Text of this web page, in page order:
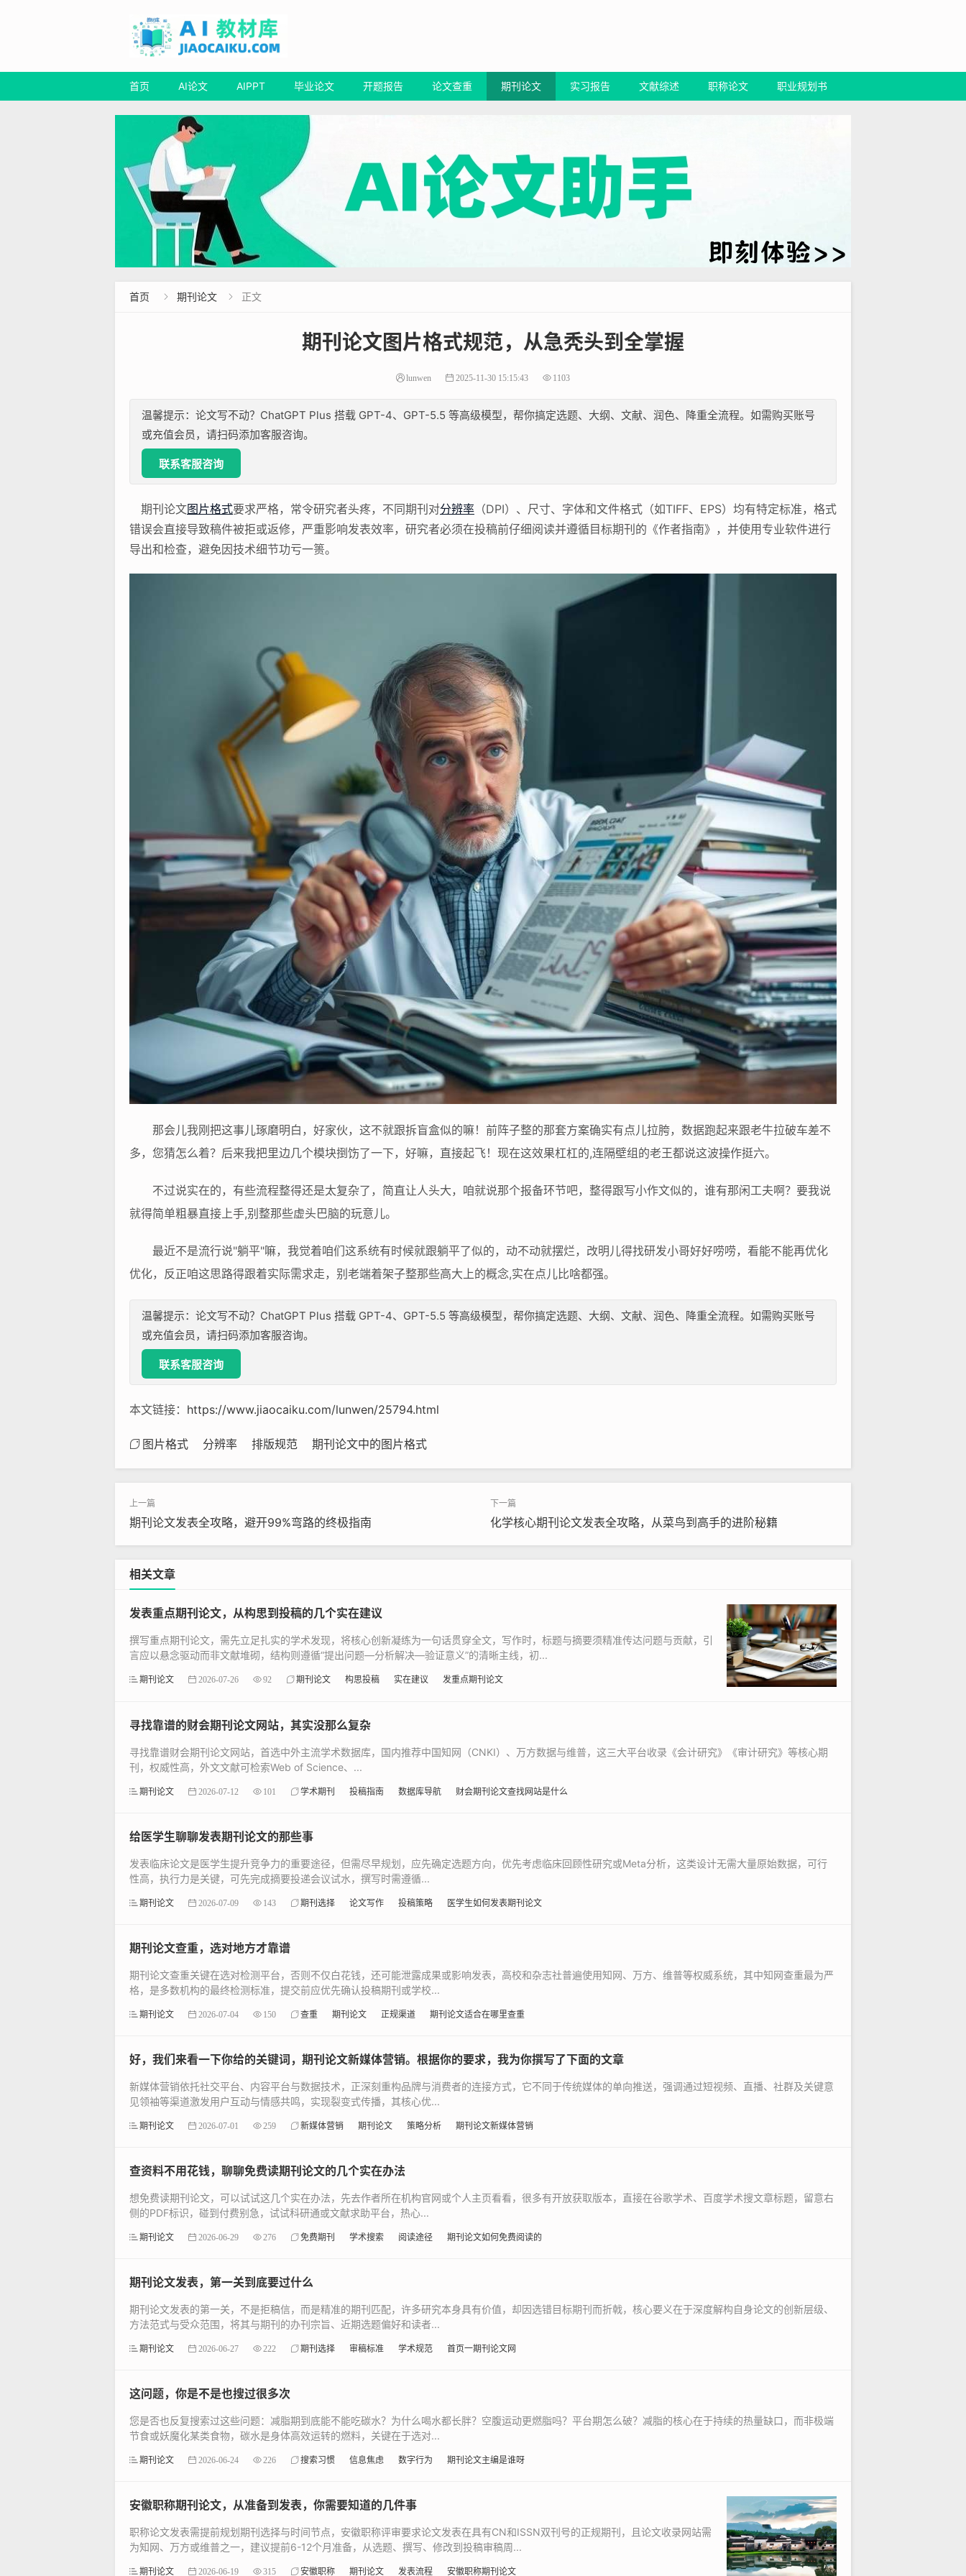
首页 AI论文 AIPPT 毕业论文 开题报告 论文查重 期刊论文 实习报告 文献综述 职称论文 职业规划书
首页  期刊论文  正文
期刊论文图片格式规范，从急秃头到全掌握
lunwen 2025-11-30 15:15:43 1103
温馨提示：论文写不动？ChatGPT Plus 搭载 GPT-4、GPT-5.5 等高级模型，帮你搞定选题、大纲、文献、润色、降重全流程。如需购买账号
或充值会员，请扫码添加客服咨询。
联系客服咨询
期刊论文图片格式要求严格，常令研究者头疼，不同期刊对分辨率 （DPI）、尺寸、字体和文件格式（如TIFF、EPS）均有特定标准，格式
错误会直接导致稿件被拒或返修，严重影响发表效率，研究者必须在投稿前仔细阅读并遵循目标期刊的《作者指南》，并使用专业软件进行
导出和检查，避免因技术细节功亏一篑。
那会儿我刚把这事儿琢磨明白，好家伙，这不就跟拆盲盒似的嘛！前阵子整的那套方案确实有点儿拉胯，数据跑起来跟老牛拉破车差不
多，您猜怎么着？后来我把里边几个模块捯饬了一下，好嘛，直接起飞！现在这效果杠杠的,连隔壁组的老王都说这波操作挺六。
不过说实在的，有些流程整得还是太复杂了，简直让人头大，咱就说那个报备环节吧，整得跟写小作文似的，谁有那闲工夫啊？要我说
就得简单粗暴直接上手,别整那些虚头巴脑的玩意儿。
最近不是流行说"躺平"嘛，我觉着咱们这系统有时候就跟躺平了似的，动不动就摆烂，改明儿得找研发小哥好好唠唠，看能不能再优化
优化，反正咱这思路得跟着实际需求走，别老端着架子整那些高大上的概念,实在点儿比啥都强。
温馨提示：论文写不动？ChatGPT Plus 搭载 GPT-4、GPT-5.5 等高级模型，帮你搞定选题、大纲、文献、润色、降重全流程。如需购买账号
或充值会员，请扫码添加客服咨询。
联系客服咨询
本文链接： https://www.jiaocaiku.com/lunwen/25794.html
图片格式 分辨率 排版规范 期刊论文中的图片格式
期刊论文发表全攻略，避开99%弯路的终极指南 化学核心期刊论文发表全攻略，从菜鸟到高手的进阶秘籍
相关文章
发表重点期刊论文，从构思到投稿的几个实在建议
撰写重点期刊论文，需先立足扎实的学术发现，将核心创新凝练为一句话贯穿全文，写作时，标题与摘要须精准传达问题与贡献，引
言应以悬念驱动而非文献堆砌，结构则遵循“提出问题—分析解决—验证意义”的清晰主线，初...
期刊论文 2026-07-26 92 期刊论文 构思投稿 实在建议 发重点期刊论文
寻找靠谱的财会期刊论文网站，其实没那么复杂
寻找靠谱财会期刊论文网站，首选中外主流学术数据库，国内推荐中国知网（CNKI）、万方数据与维普，这三大平台收录《会计研究》《审计研究》等核心期
刊，权威性高，外文文献可检索Web of Science、...
期刊论文 2026-07-12 101 学术期刊 投稿指南 数据库导航 财会期刊论文查找网站是什么
给医学生聊聊发表期刊论文的那些事
发表临床论文是医学生提升竞争力的重要途径，但需尽早规划，应先确定选题方向，优先考虑临床回顾性研究或Meta分析，这类设计无需大量原始数据，可行
性高，执行力是关键，可先完成摘要投递会议试水，撰写时需遵循...
期刊论文 2026-07-09 143 期刊选择 论文写作 投稿策略 医学生如何发表期刊论文
期刊论文查重，选对地方才靠谱
期刊论文查重关键在选对检测平台，否则不仅白花钱，还可能泄露成果或影响发表，高校和杂志社普遍使用知网、万方、维普等权威系统，其中知网查重最为严
格，是多数机构的最终检测标准，提交前应优先确认投稿期刊或学校...
期刊论文 2026-07-04 150 查重 期刊论文 正规渠道 期刊论文适合在哪里查重
好，我们来看一下你给的关键词，期刊论文新媒体营销。根据你的要求，我为你撰写了下面的文章
新媒体营销依托社交平台、内容平台与数据技术，正深刻重构品牌与消费者的连接方式，它不同于传统媒体的单向推送，强调通过短视频、直播、社群及关键意
见领袖等渠道激发用户互动与情感共鸣，实现裂变式传播，其核心优...
期刊论文 2026-07-01 259 新媒体营销 期刊论文 策略分析 期刊论文新媒体营销
查资料不用花钱，聊聊免费读期刊论文的几个实在办法
想免费读期刊论文，可以试试这几个实在办法，先去作者所在机构官网或个人主页看看，很多有开放获取版本，直接在谷歌学术、百度学术搜文章标题，留意右
侧的PDF标识，碰到付费别急，试试科研通或文献求助平台，热心...
期刊论文 2026-06-29 276 免费期刊 学术搜索 阅读途径 期刊论文如何免费阅读的
期刊论文发表，第一关到底要过什么
期刊论文发表的第一关，不是拒稿信，而是精准的期刊匹配，许多研究本身具有价值，却因选错目标期刊而折戟，核心要义在于深度解构自身论文的创新层级、
方法范式与受众范围，将其与期刊的办刊宗旨、近期选题偏好和读者...
期刊论文 2026-06-27 222 期刊选择 审稿标准 学术规范 首页一期刊论文网
这问题，你是不是也搜过很多次
您是否也反复搜索过这些问题：减脂期到底能不能吃碳水？为什么喝水都长胖？空腹运动更燃脂吗？平台期怎么破？减脂的核心在于持续的热量缺口，而非极端
节食或妖魔化某类食物，碳水是身体高效运转的燃料，关键在于选对...
期刊论文 2026-06-24 226 搜索习惯 信息焦虑 数字行为 期刊论文主编是谁呀
安徽职称期刊论文，从准备到发表，你需要知道的几件事
职称论文发表需提前规划期刊选择与时间节点，安徽职称评审要求论文发表在具有CN和ISSN双刊号的正规期刊，且论文收录网站需
为知网、万方或维普之一，建议提前6-12个月准备，从选题、撰写、修改到投稿审稿周...
期刊论文 2026-06-19 315 安徽职称 期刊论文 发表流程 安徽职称期刊论文